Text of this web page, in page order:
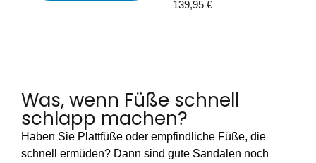
139,95€
Was, wenn Füße schnell
schlapp machen?
Haben Sie Plattfüße oder empfindliche Füße, die
schnell ermüden? Dann sind gute Sandalen noch